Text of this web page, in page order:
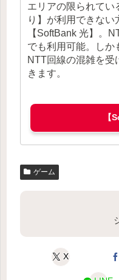
エリアの限られて
り】が利用できな
【SoftBank 光】。
でも利用可能。しか
NTT回線の混雑を受
きます。
【
ゲーム
X